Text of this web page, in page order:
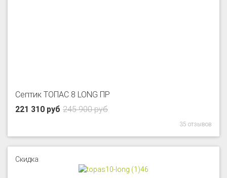
Септик ТОПАС 8 LONG ПР
245 900 руб
221 310 руб
35 отзывов
Скидка